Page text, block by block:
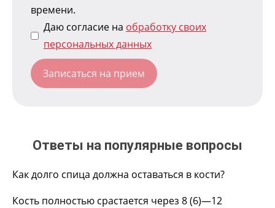
времени.
Даю согласие на обработку своих
персональных данных
Ответы на популярные вопросы
Как долго спица должна оставаться в кости?
Кость полностью срастается через 8 (6)—12